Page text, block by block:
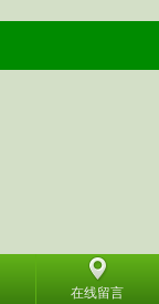
在线留言